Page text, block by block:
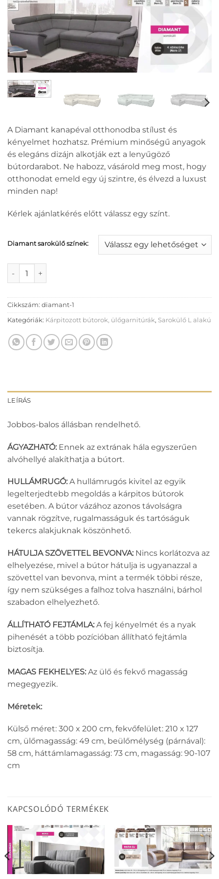
A Diamant kanapéval otthonodba stílust és
kényelmet hozhatsz. Prémium minőségű anyagok
és elegáns dizájn alkotják ezt a lenyűgöző
bútordarabot. Ne habozz, vásárold meg most, hogy
otthonodat emeld egy új szintre, és élvezd a luxust
minden nap!
Kérlek ajánlatkérés előtt válassz egy színt.
Diamant sarokülő színek:
Diamant sarokülő mennyiség
Cikkszám: diamant-1
Kategóriák: Kárpitozott bútorok, ülőgarnitúrák, Sarokülő L alakú
LEÍRÁS
Jobbos-balos állásban rendelhető.
ÁGYAZHATÓ: Ennek az extrának hála egyszerűen
alvóhellyé alakíthatja a bútort.
HULLÁMRUGÓ: A hullámrugós kivitel az egyik
legelterjedtebb megoldás a kárpitos bútorok
esetében. A bútor vázához azonos távolságra
vannak rögzítve, rugalmasságuk és tartóságuk
tekercs alakjuknak köszönhető.
HÁTULJA SZÖVETTEL BEVONVA: Nincs korlátozva az
elhelyezése, mivel a bútor hátulja is ugyanazzal a
szövettel van bevonva, mint a termék többi része,
így nem szükséges a falhoz tolva használni, bárhol
szabadon elhelyezhető.
ÁLLÍTHATÓ FEJTÁMLA: A fej kényelmét és a nyak
pihenését a több pozícióban állítható fejtámla
biztosítja.
MAGAS FEKHELYES: Az ülő és fekvő magasság
megegyezik.
Méretek:
Külső méret: 300 x 200 cm, fekvőfelület: 210 x 127
cm, ülőmagasság: 49 cm, beülőmélység (párnával):
58 cm, háttámlamagasság: 73 cm, magasság: 90-107
cm
KAPCSOLÓDÓ TERMÉKEK